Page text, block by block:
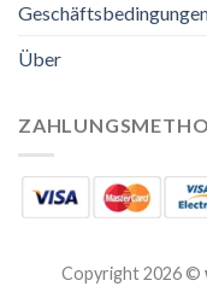
Über
Copyright 2026 ©